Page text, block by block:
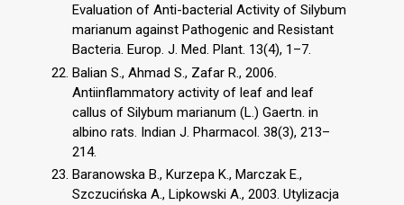
Evaluation of Anti-bacterial Activity of Silybum
marianum against Pathogenic and Resistant
Bacteria. Europ. J. Med. Plant. 13(4), 1–7.
Balian S., Ahmad S., Zafar R., 2006.
Antiinflammatory activity of leaf and leaf
callus of Silybum marianum (L.) Gaertn. in
albino rats. Indian J. Pharmacol. 38(3), 213–
214.
Baranowska B., Kurzepa K., Marczak E.,
Szczucińska A., Lipkowski A., 2003. Utylizacja